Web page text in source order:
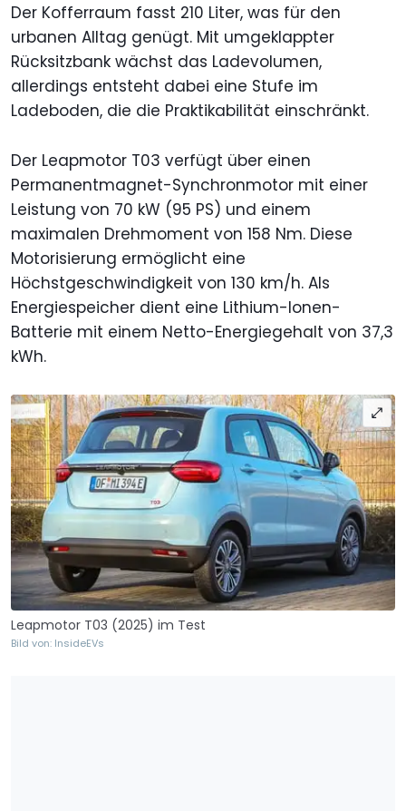
Der Kofferraum fasst 210 Liter, was für den
urbanen Alltag genügt. Mit umgeklappter
Rücksitzbank wächst das Ladevolumen,
allerdings entsteht dabei eine Stufe im
Ladeboden, die die Praktikabilität einschränkt.
Der Leapmotor T03 verfügt über einen
Permanentmagnet-Synchronmotor mit einer
Leistung von 70 kW (95 PS) und einem
maximalen Drehmoment von 158 Nm. Diese
Motorisierung ermöglicht eine
Höchstgeschwindigkeit von 130 km/h. Als
Energiespeicher dient eine Lithium-Ionen-
Batterie mit einem Netto-Energiegehalt von 37,3
kWh.
Leapmotor T03 (2025) im Test
Bild von: InsideEVs